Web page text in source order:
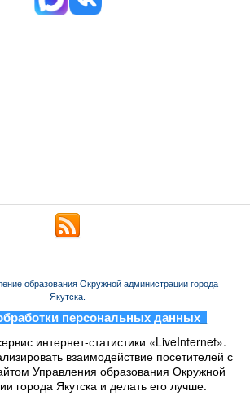
образования Окружной администрации города
Якутска.
персональных данных
интернет-статистики «LiveInternet».
взаимодействие посетителей с
Управления образования Окружной
города Якутска и делать его лучше.